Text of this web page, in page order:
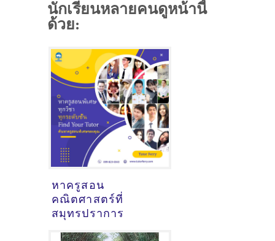
นักเรียนหลายคนดูหน้านี้
ด้วย:
หาครูสอน
คณิตศาสตร์ที่
สมุทรปราการ